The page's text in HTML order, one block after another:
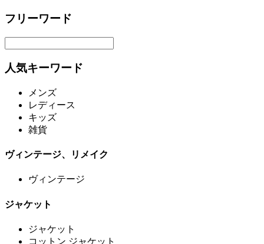
フリーワード
人気キーワード
メンズ
レディース
キッズ
雑貨
ヴィンテージ、リメイク
ヴィンテージ
ジャケット
ジャケット
コットン ジャケット